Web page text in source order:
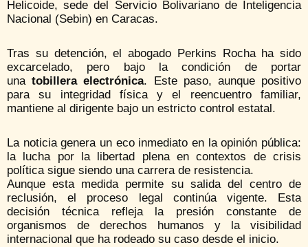
Helicoide, sede del Servicio Bolivariano de Inteligencia
Nacional (Sebin) en Caracas.
Tras su detención, el abogado Perkins Rocha ha sido
excarcelado, pero bajo la condición de portar
unatobillera electrónica. Este paso, aunque positivo
para su integridad física y el reencuentro familiar,
mantiene al dirigente bajo un estricto control estatal.
La noticia genera un eco inmediato en la opinión pública:
la lucha por la libertad plena en contextos de crisis
política sigue siendo una carrera de resistencia.
Aunque esta medida permite su salida del centro de
reclusión, el proceso legal continúa vigente. Esta
decisión técnica refleja la presión constante de
organismos de derechos humanos y la visibilidad
internacional que ha rodeado su caso desde el inicio.